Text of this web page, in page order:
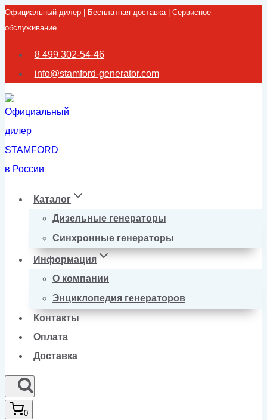
Перейти
к
содержимому
Официальный дилер | Бесплатная доставка | Сервисное
обслуживание
8 499 302-54-46
info@stamford-generator.com
Каталог
Дизельные генераторы
Синхронные генераторы
Информация
О компании
Энциклопедия генераторов
Контакты
Оплата
Доставка
0